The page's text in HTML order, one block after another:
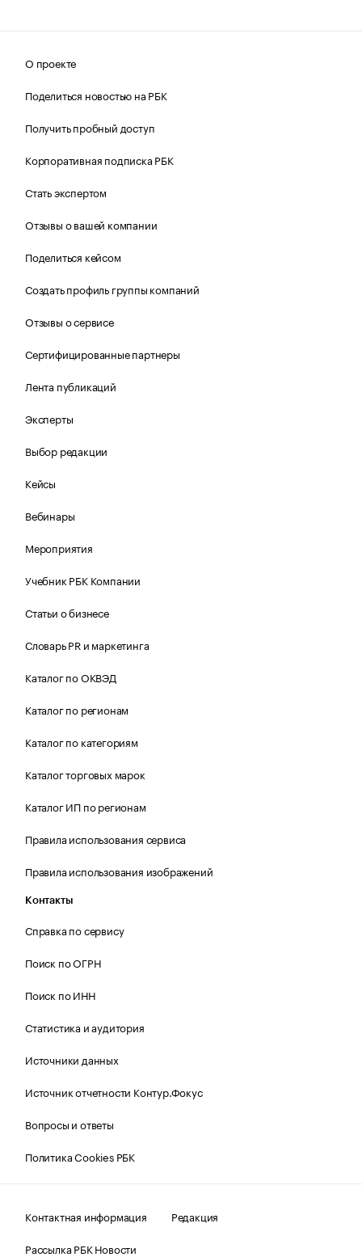
О проекте
Поделиться новостью на РБК
Получить пробный доступ
Корпоративная подписка РБК
Стать экспертом
Отзывы о вашей компании
Поделиться кейсом
Создать профиль группы компаний
Отзывы о сервисе
Сертифицированные партнеры
Лента публикаций
Эксперты
Выбор редакции
Кейсы
Вебинары
Мероприятия
Учебник РБК Компании
Статьи о бизнесе
Словарь PR и маркетинга
Каталог по ОКВЭД
Каталог по регионам
Каталог по категориям
Каталог торговых марок
Каталог ИП по регионам
Правила использования сервиса
Правила использования изображений
Контакты
Справка по сервису
Поиск по ОГРН
Поиск по ИНН
Статистика и аудитория
Источники данных
Источник отчетности Контур.Фокус
Вопросы и ответы
Политика Cookies РБК
Контактная информация
Редакция
Рассылка РБК Новости